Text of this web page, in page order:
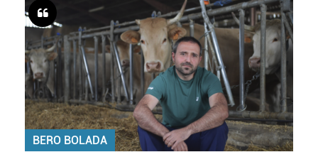
BERO BOLADA